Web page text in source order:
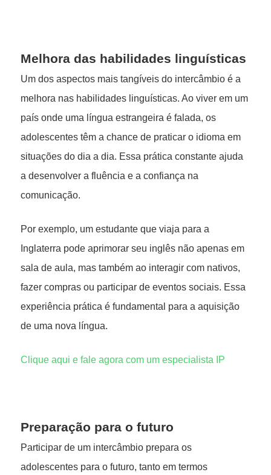
Melhora das habilidades linguísticas
Um dos aspectos mais tangíveis do intercâmbio é a
melhora nas habilidades linguísticas. Ao viver em um
país onde uma língua estrangeira é falada, os
adolescentes têm a chance de praticar o idioma em
situações do dia a dia. Essa prática constante ajuda
a desenvolver a fluência e a confiança na
comunicação.
Por exemplo, um estudante que viaja para a
Inglaterra pode aprimorar seu inglês não apenas em
sala de aula, mas também ao interagir com nativos,
fazer compras ou participar de eventos sociais. Essa
experiência prática é fundamental para a aquisição
de uma nova língua.
Clique aqui e fale agora com um especialista IP
Preparação para o futuro
Participar de um intercâmbio prepara os
adolescentes para o futuro, tanto em termos